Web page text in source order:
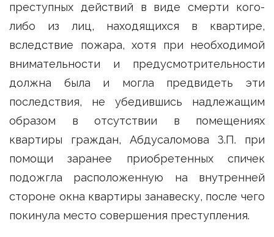
преступных действий в виде смерти кого-
либо из лиц, находящихся в квартире,
вследствие пожара, хотя при необходимой
внимательности и предусмотрительности
должна была и могла предвидеть эти
последствия, не убедившись надлежащим
образом в отсутствии в помещениях
квартиры граждан, Абдусаломова З.П. при
помощи заранее приобретенных спичек
подожгла расположенную на внутренней
стороне окна квартиры занавеску, после чего
покинула место совершения преступления.